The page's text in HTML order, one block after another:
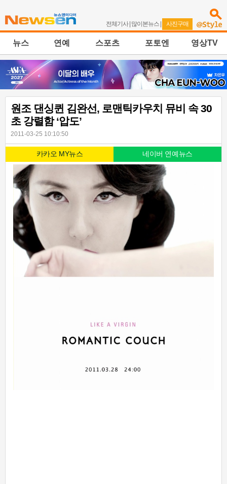
전체기사| 많이본뉴스 | 사진구매
뉴스 연예 스포츠 포토엔 영상TV
원조 댄싱퀸 김완선, 로맨틱카우치 뮤비 속 30
초 강렬함 ‘압도’
2011-03-25 10:10:50
카카오 MY뉴스 네이버 연예뉴스